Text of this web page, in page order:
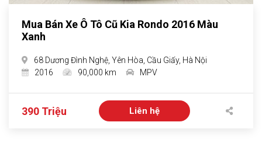
Mua Bán Xe Ô Tô Cũ Kia Rondo 2016 Màu
Xanh
68 Dương Đình Nghệ, Yên Hòa, Cầu Giấy, Hà Nội
2016
90,000 km MPV
390 Triệu Liên hệ